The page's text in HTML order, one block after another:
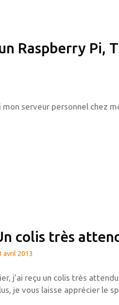
Raspberry Pi,
serveur personnel chez
colis très
avril 2013
j’ai reçu un colis très
je vous laisse apprécier le